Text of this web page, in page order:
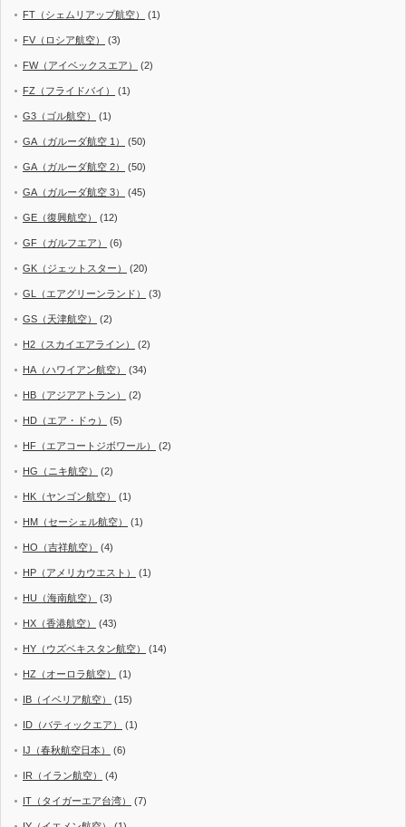
FT（シェムリアップ航空） (1)
FV（ロシア航空） (3)
FW（アイベックスエア） (2)
FZ（フライドバイ） (1)
G3（ゴル航空） (1)
GA（ガルーダ航空 1） (50)
GA（ガルーダ航空 2） (50)
GA（ガルーダ航空 3） (45)
GE（復興航空） (12)
GF（ガルフエア） (6)
GK（ジェットスター） (20)
GL（エアグリーンランド） (3)
GS（天津航空） (2)
H2（スカイエアライン） (2)
HA（ハワイアン航空） (34)
HB（アジアアトラン） (2)
HD（エア・ドゥ） (5)
HF（エアコートジボワール） (2)
HG（ニキ航空） (2)
HK（ヤンゴン航空） (1)
HM（セーシェル航空） (1)
HO（吉祥航空） (4)
HP（アメリカウエスト） (1)
HU（海南航空） (3)
HX（香港航空） (43)
HY（ウズベキスタン航空） (14)
HZ（オーロラ航空） (1)
IB（イベリア航空） (15)
ID（バティックエア） (1)
IJ（春秋航空日本） (6)
IR（イラン航空） (4)
IT（タイガーエア台湾） (7)